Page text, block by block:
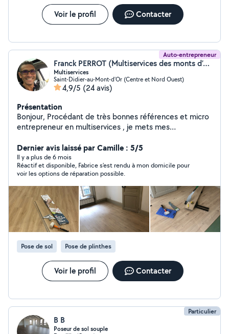
Voir le profil Contacter
Auto-entrepreneur
Franck PERROT (Multiservices des monts d’or)
Multiservices
Saint-Didier-au-Mont-d'Or (Centre et Nord Ouest)
4,9/5 (24 avis)
Présentation
Bonjour, Procédant de très bonnes références et micro
entrepreneur en multiservices , je mets mes
petits travaux de bricolage en tout genre, montage de
meubles, pose de cuisine, pose de parquet, peinture,
carrelage ... En espérant vous rendre service
Cordialement
Dernier avis laissé par Camille : 5/5
Il y a plus de 6 mois
Réactif et disponible, Fabrice s'est rendu à mon domicile pour
voir les options de réparation possible.
Pose de sol Pose de plinthes
Voir le profil Contacter
Particulier
B B
Poseur de sol souple